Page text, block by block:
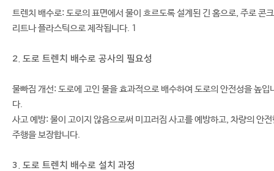
트렌치 배수로: 도로의 표면에서 물이 흐르도록 설계된 긴 홈으로, 주로 콘크
리트나 플라스틱으로 제작됩니다. 1
2. 도로 트렌치 배수로 공사의 필요성
물빠짐 개선: 도로에 고인 물을 효과적으로 배수하여 도로의 안전성을 높입
다.
사고 예방: 물이 고이지 않음으로써 미끄러짐 사고를 예방하고, 차량의 안전
주행을 보장합니다.
3. 도로 트렌치 배수로 설치 과정